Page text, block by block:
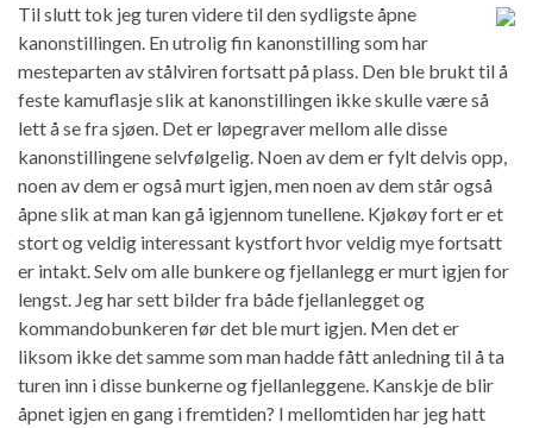
Til slutt tok jeg turen videre til den sydligste åpne
kanonstillingen. En utrolig fin kanonstilling som har
mesteparten av stålviren fortsatt på plass. Den ble brukt til å
feste kamuflasje slik at kanonstillingen ikke skulle være så
lett å se fra sjøen. Det er løpegraver mellom alle disse
kanonstillingene selvfølgelig. Noen av dem er fylt delvis opp,
noen av dem er også murt igjen, men noen av dem står også
åpne slik at man kan gå igjennom tunellene. Kjøkøy fort er et
stort og veldig interessant kystfort hvor veldig mye fortsatt
er intakt. Selv om alle bunkere og fjellanlegg er murt igjen for
lengst. Jeg har sett bilder fra både fjellanlegget og
kommandobunkeren før det ble murt igjen. Men det er
liksom ikke det samme som man hadde fått anledning til å ta
turen inn i disse bunkerne og fjellanleggene. Kanskje de blir
åpnet igjen en gang i fremtiden? I mellomtiden har jeg hatt